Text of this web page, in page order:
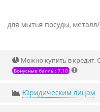
для мытья посуды,
Можно купить в кредит.
Бонусные баллы: 7.10
Юридическим лицам